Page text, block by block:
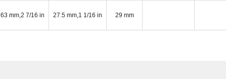
63 mm,2 7/16 in 27.5 mm,1 1/16 in 29 mm